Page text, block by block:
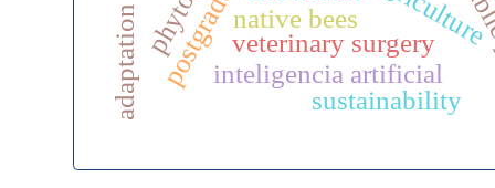
native bees
veterinary surgery
inteligencia artificial
sustainability
adaptation